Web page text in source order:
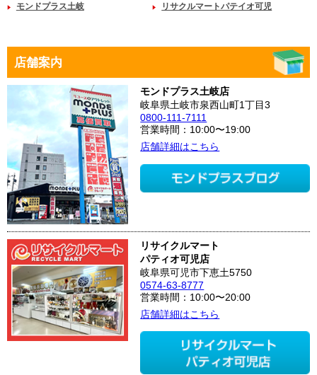
モンドプラス土岐 リサクルマートパテイオ可児
店舗案内
モンドプラス土岐店
岐阜県土岐市泉西山町1丁目3
0800-111-7111
営業時間：10:00〜19:00
店舗詳細はこちら
リサイクルマート
パティオ可児店
岐阜県可児市下恵土5750
0574-63-8777
営業時間：10:00〜20:00
店舗詳細はこちら